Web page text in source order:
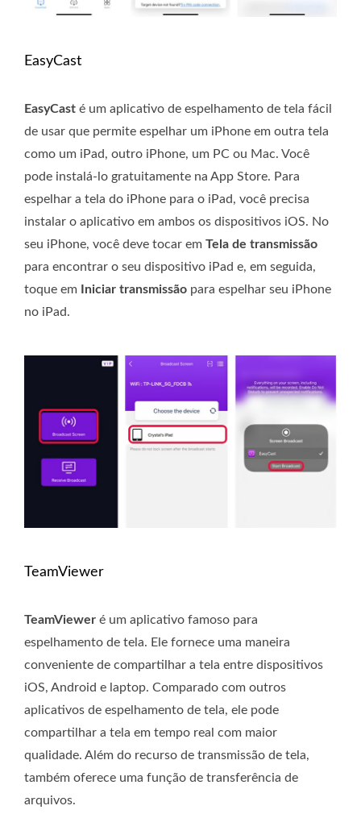
EasyCast
EasyCast é um aplicativo de espelhamento de tela fácil
de usar que permite espelhar um iPhone em outra tela
como um iPad, outro iPhone, um PC ou Mac. Você
pode instalá-lo gratuitamente na App Store. Para
espelhar a tela do iPhone para o iPad, você precisa
instalar o aplicativo em ambos os dispositivos iOS. No
seu iPhone, você deve tocar em Tela de transmissão
para encontrar o seu dispositivo iPad e, em seguida,
toque em
Iniciar transmissão para espelhar seu iPhone
no iPad.
TeamViewer
TeamViewer é um aplicativo famoso para
espelhamento de tela. Ele fornece uma maneira
conveniente de compartilhar a tela entre dispositivos
iOS, Android e laptop. Comparado com outros
aplicativos de espelhamento de tela, ele pode
compartilhar a tela em tempo real com maior
qualidade. Além do recurso de transmissão de tela,
também oferece uma função de transferência de
arquivos.